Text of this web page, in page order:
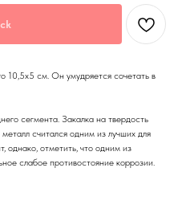
10,5х5 см. Он умудряется сочетать в
сегмента. Закалка на твердость
считался одним из лучших для
однако, отметить, что одним из
слабое противостояние коррозии.